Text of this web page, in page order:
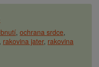
ochrana srdce
rakovina jater rakovina